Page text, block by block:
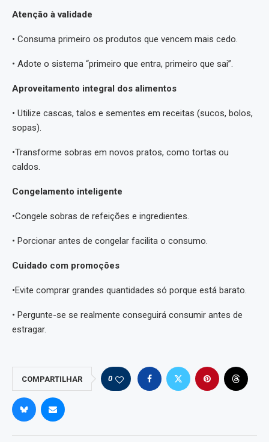
Atenção à validade
• Consuma primeiro os produtos que vencem mais cedo.
• Adote o sistema “primeiro que entra, primeiro que sai”.
Aproveitamento integral dos alimentos
• Utilize cascas, talos e sementes em receitas (sucos, bolos,
sopas).
•Transforme sobras em novos pratos, como tortas ou
caldos.
Congelamento inteligente
•Congele sobras de refeições e ingredientes.
• Porcionar antes de congelar facilita o consumo.
Cuidado com promoções
•Evite comprar grandes quantidades só porque está barato.
• Pergunte-se se realmente conseguirá consumir antes de
estragar.
COMPARTILHAR 0